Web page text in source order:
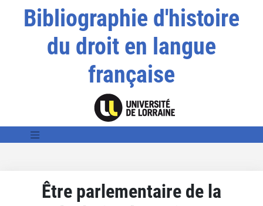
Bibliographie d'histoire
du droit en langue
française
Être parlementaire de la